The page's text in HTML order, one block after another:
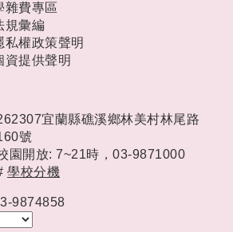
雜費專區
規彙編
私權政策聲明
資提供聲明
宜蘭縣礁溪鄉林美村林尾路
號
園開放: 7~21時， 03-9871000
學校分機
9874858